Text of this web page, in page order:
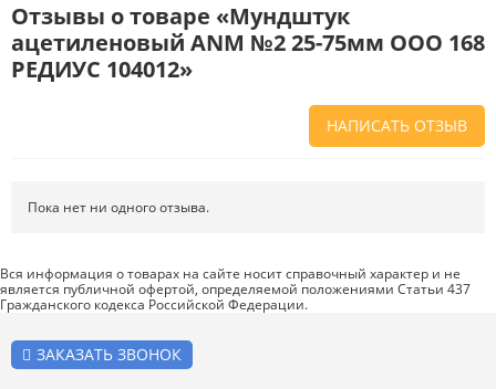
Отзывы о товаре «Мундштук
ацетиленовый ANM №2 25-75мм ООО 168
РЕДИУС 104012»
НАПИСАТЬ ОТЗЫВ
не ошиблись в своем выборе.
Доставка. Как был упакован товар? Доставили ли его вам в
оговоренный срок?
Товар . Качественный? Какие его плюсы и минусы?
Пока нет ни одного отзыва.
Вся информация о товарах на сайте носит справочный характер и не
является публичной офертой, определяемой положениями Статьи 437
Гражданского кодекса Российской Федерации.
ЗАКАЗАТЬ ЗВОНОК